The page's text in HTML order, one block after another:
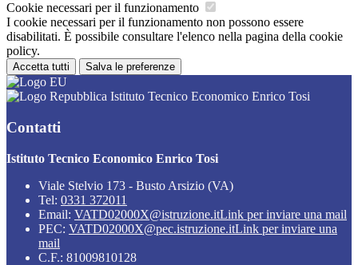
Cookie necessari per il funzionamento
I cookie necessari per il funzionamento non possono essere
disabilitati. È possibile consultare l'elenco nella pagina della cookie
policy.
Accetta tutti Salva le preferenze
Istituto Tecnico Economico Enrico Tosi
Contatti
Istituto Tecnico Economico Enrico Tosi
Viale Stelvio 173 - Busto Arsizio (VA)
Tel: 0331 372011
Email: VATD02000X@istruzione.itLink per inviare una mail
PEC: VATD02000X@pec.istruzione.itLink per inviare una
mail
C.F.: 81009810128